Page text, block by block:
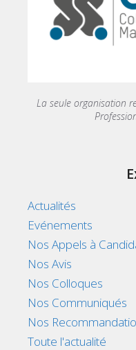
La seule organisation
Actualités
Evénements
Nos Appels à
Nos Avis
Nos Colloques
Nos Communiqués
Nos
Toute l'actualité